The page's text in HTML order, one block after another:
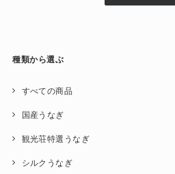
種類から選ぶ
すべての商品
国産うなぎ
観光荘特選うなぎ
シルクうなぎ